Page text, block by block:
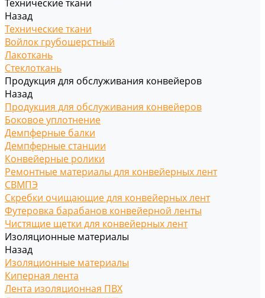
Технические ткани
Назад
Технические ткани
Войлок грубошерстный
Лакоткань
Стеклоткань
Продукция для обслуживания конвейеров
Назад
Продукция для обслуживания конвейеров
Боковое уплотнение
Демпферные балки
Демпферные станции
Конвейерные ролики
Ремонтные материалы для конвейерных лент
СВМПЭ
Скребки очищающие для конвейерных лент
Футеровка барабанов конвейерной ленты
Чистящие щетки для конвейерных лент
Изоляционные материалы
Назад
Изоляционные материалы
Киперная лента
Лента изоляционная ПВХ